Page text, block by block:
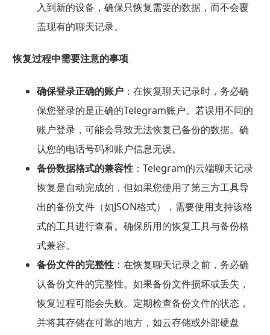
入到新的设备，确保只恢复需要的数据，而不会覆
盖现有的聊天记录。
恢复过程中需要注意的事项
确保登录正确的账户：在恢复聊天记录时，务必确
保您登录的是正确的Telegram账户。若误用不同的
账户登录，可能会导致无法恢复已备份的数据。确
认您的电话号码和账户信息无误。
备份数据格式的兼容性：Telegram的云端聊天记录
恢复是自动完成的，但如果您使用了第三方工具导
出的备份文件（如JSON格式），需要使用支持该格
式的工具进行查看。确保所用的恢复工具与备份格
式兼容。
备份文件的完整性：在恢复聊天记录之前，务必确
认备份文件的完整性。如果备份文件损坏或丢失，
恢复过程可能会失败。定期检查备份文件的状态，
并将其存储在可靠的地方，如云存储或外部硬盘